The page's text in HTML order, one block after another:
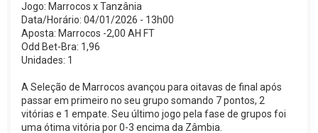
Jogo: Marrocos x Tanzânia
Data/Horário: 04/01/2026 - 13h00
Aposta: Marrocos -2,00 AH FT
Odd Bet-Bra: 1,96
Unidades: 1
A Seleção de Marrocos avançou para oitavas de final após
passar em primeiro no seu grupo somando 7 pontos, 2
vitórias e 1 empate. Seu último jogo pela fase de grupos foi
uma ótima vitória por 0-3 encima da Zâmbia.